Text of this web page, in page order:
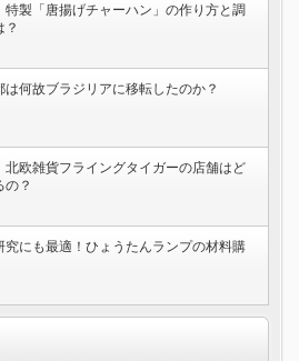
製「唐揚げチャーハン」の作り方と調
？
は何故ブラジリアに移転したのか？
欧雑貨フライングタイガーの店舗はど
の？
究にも最適！ひょうたんランプの材料購